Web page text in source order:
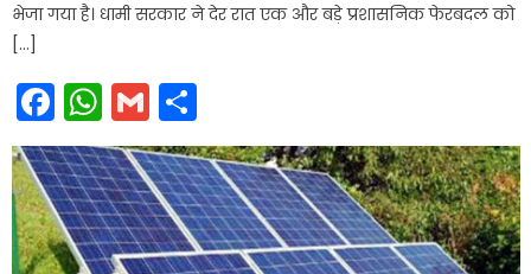
भेजा गया है। धामी सरकार ने देर रात एक और बड़े प्रशासनिक फेरबदल को
[…]
Facebook
WhatsApp
Gmail